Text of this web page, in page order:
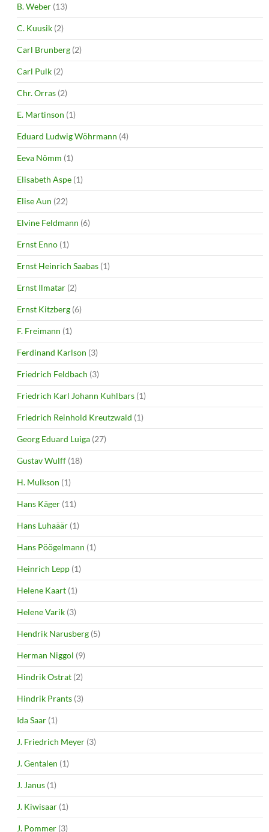
B. Weber (13)
C. Kuusik (2)
Carl Brunberg (2)
Carl Pulk (2)
Chr. Orras (2)
E. Martinson (1)
Eduard Ludwig Wöhrmann (4)
Eeva Nõmm (1)
Elisabeth Aspe (1)
Elise Aun (22)
Elvine Feldmann (6)
Ernst Enno (1)
Ernst Heinrich Saabas (1)
Ernst Ilmatar (2)
Ernst Kitzberg (6)
F. Freimann (1)
Ferdinand Karlson (3)
Friedrich Feldbach (3)
Friedrich Karl Johann Kuhlbars (1)
Friedrich Reinhold Kreutzwald (1)
Georg Eduard Luiga (27)
Gustav Wulff (18)
H. Mulkson (1)
Hans Käger (11)
Hans Luhaäär (1)
Hans Pöögelmann (1)
Heinrich Lepp (1)
Helene Kaart (1)
Helene Varik (3)
Hendrik Narusberg (5)
Herman Niggol (9)
Hindrik Ostrat (2)
Hindrik Prants (3)
Ida Saar (1)
J. Friedrich Meyer (3)
J. Gentalen (1)
J. Janus (1)
J. Kiwisaar (1)
J. Pommer (3)